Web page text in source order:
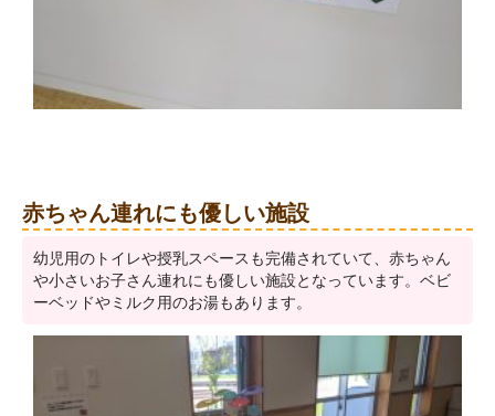
赤ちゃん連れにも優しい施設
幼児用のトイレや授乳スペースも完備されていて、赤ちゃん
や小さいお子さん連れにも優しい施設となっています。ベビ
ーベッドやミルク用のお湯もあります。